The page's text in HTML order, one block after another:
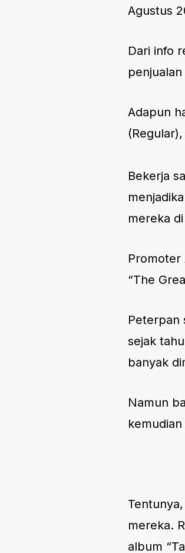
Agustus
Dari info
Adapun
Bekerja
mereka
Promoter
“The
Peterpan
sejak
banyak
Namun
mereka.
album